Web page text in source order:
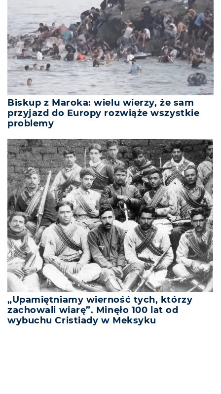
Biskup z Maroka: wielu wierzy, że sam
przyjazd do Europy rozwiąże wszystkie
problemy
„Upamiętniamy wierność tych, którzy
zachowali wiarę”. Minęło 100 lat od
wybuchu Cristiady w Meksyku